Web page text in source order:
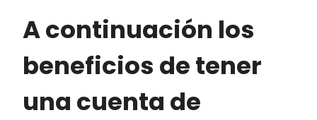
A continuación los
beneficios de tener
una cuenta de